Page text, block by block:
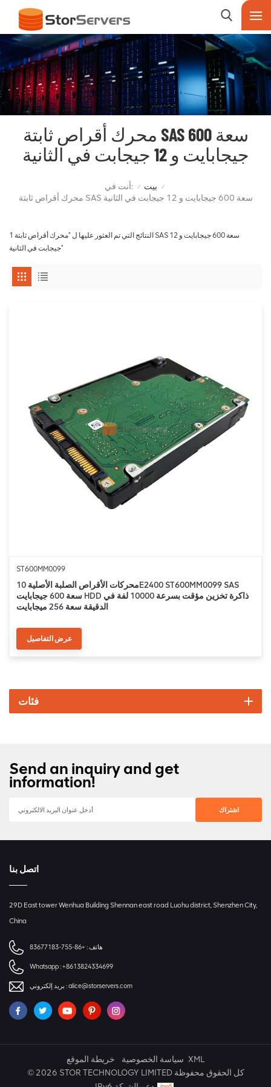
محرك أقراص ثابتة SAS سعة 600
جيجابايت و 12 جيجابت في الثانية
أنت في: / بيت /
محرك أقراص ثابتة SAS سعة 600 جيجابايت و 12 جيجابت في الثانية
1 النتائج التي تم العثور عليها ل "محرك أقراص ثابتة SAS سعة 600 جيجابايت و 12
جيجابت في الثانية"
ST600MM0099
محركات الأقراص الصلبة الأصلية 10E2400 ST600MM0099 SAS
سعة 600 جيجابايت HDD ذاكرة تخزين مؤقت بسرعة 10000 لفة في
الدقيقة سعة 256 ميجابايت
عرض التفاصيل
فئات
Send an inquiry and get
information!
اتصل بنا
29D East tower Wenhua Building Shennan east road Luohu district, Shenzhen City,
China
هاتف : +86-755-83677183
Whatsapp :+8613824334699
بريد إلكتروني :alice@storservers.com
خريطة الموقع سياسة الخصوصية XML
© 2026 STOR TECHNOLOGY LIMITED كل الحقوق محفوظة